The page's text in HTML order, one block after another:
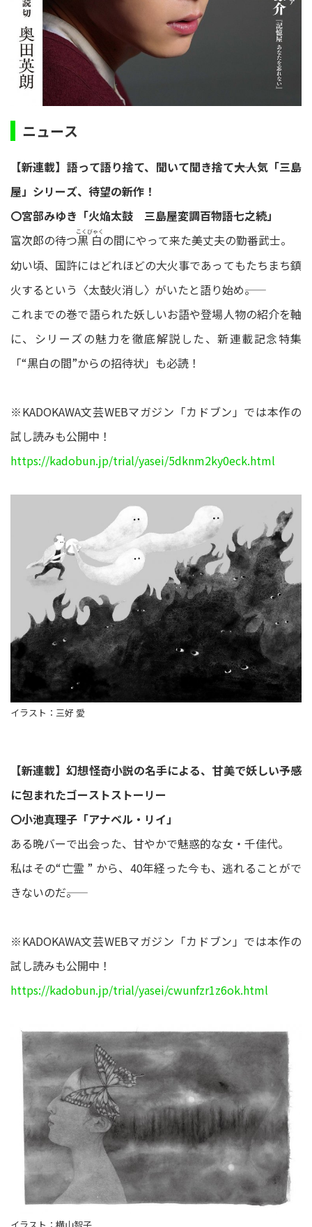
ニュース
【新連載】語って語り捨て、聞いて聞き捨て――大人気「三島
屋」シリーズ、待望の新作！
〇宮部みゆき「火焔太鼓 三島屋変調百物語七之続」
富次郎の待つ黒白
こくびゃくの間にやって来た美丈夫の勤番武士。
幼い頃、国許にはどれほどの大火事であってもたちまち鎮
火するという〈太鼓火消し〉がいたと語り始め――。
これまでの巻で語られた妖しいお語や登場人物の紹介を軸
に、シリーズの魅力を徹底解説した、新連載記念特集
「“黒白の間”からの招待状」も必読！
※KADOKAWA文芸WEBマガジン「カドブン」では本作の
試し読みも公開中！
https://kadobun.jp/trial/yasei/5dknm2ky0eck.html
イラスト：三好 愛
【新連載】幻想怪奇小説の名手による、甘美で妖しい予感
に包まれたゴーストストーリー
〇小池真理子「アナベル・リイ」
ある晩バーで出会った、甘やかで魅惑的な女・千佳代。
私はその“亡霊 ” から、40年経った今も、逃れることがで
きないのだ――。
※KADOKAWA文芸WEBマガジン「カドブン」では本作の
試し読みも公開中！
https://kadobun.jp/trial/yasei/cwunfzr1z6ok.html